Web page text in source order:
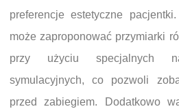
preferencje estetyczne
może zaproponować przymiarki
przy użyciu specjalnych
symulacyjnych, co pozwoli
przed zabiegiem. Dodatkowo